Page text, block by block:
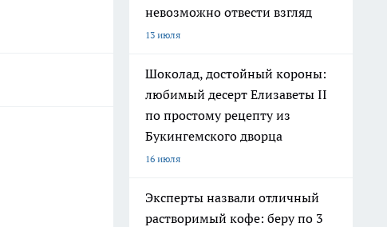
невозможно отвести взгляд
13 июля
Шоколад, достойный короны:
любимый десерт Елизаветы II
по простому рецепту из
Букингемского дворца
16 июля
Эксперты назвали отличный
растворимый кофе: беру по 3